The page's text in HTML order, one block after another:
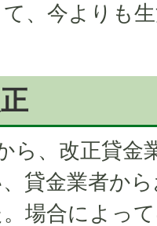
、今よりも
ら、改正貸金
貸金業者か
場合によっ